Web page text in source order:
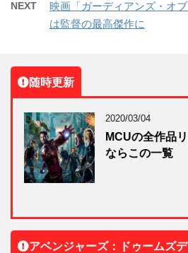
NEXT
映画「ガーディアンズ・オブ
は監督の最高傑作に
随時更新
2020/03/04
MCUの全作品
ならこの一覧
アベンジャーズ：ドゥームズデ